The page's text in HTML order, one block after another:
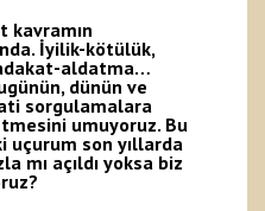
kavramın
İyilik-kötülük,
aldatma…
dünün ve
sorgulamalara
umuyoruz. Bu
uçurum son yıllarda
mı açıldı yoksa biz